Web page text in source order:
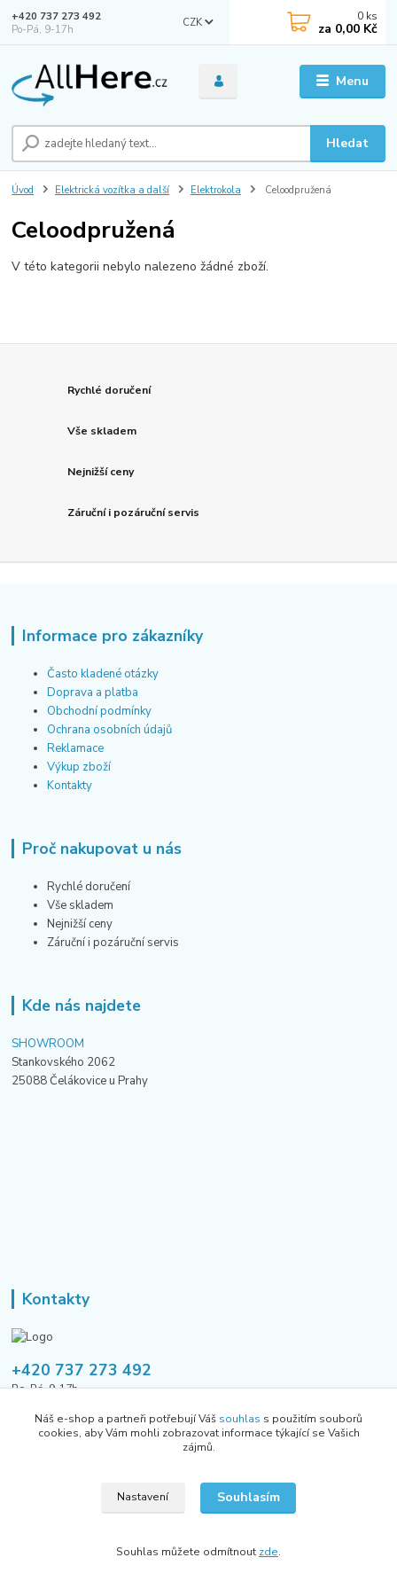
Menu
CZK
Hledat
+420 737 273 492
Po-Pá, 9-17h
0 ks
za 0,00 Kč
Úvod Elektrická vozítka a další Elektrokola Celoodpružená
Celoodpružená
V této kategorii nebylo nalezeno žádné zboží.
Rychlé doručení
Vše skladem
Nejnižší ceny
Záruční i pozáruční servis
Informace pro zákazníky
Často kladené otázky
Doprava a platba
Obchodní podmínky
Ochrana osobních údajů
Reklamace
Výkup zboží
Kontakty
Proč nakupovat u nás
Rychlé doručení
Vše skladem
Nejnižší ceny
Záruční i pozáruční servis
Kde nás najdete
SHOWROOM
Stankovského 2062
25088 Čelákovice u Prahy
Kontakty
+420 737 273 492
Po-Pá, 9-17h
tusavmanagement@gmail.com
Všechna práva vyhrazena Allhere.cz 2024
Náš e-shop a partneři potřebují Váš souhlas s použitím souborů
cookies, aby Vám mohli zobrazovat informace týkající se Vašich
zájmů.
Nastavení Souhlasím
Souhlas můžete odmítnout zde.